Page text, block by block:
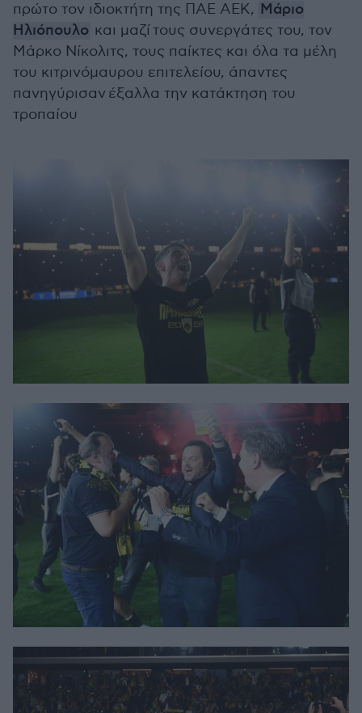
πρώτο τον ιδιοκτήτη της ΠΑΕ ΑΕΚ, Μάριο
Ηλιόπουλο και μαζί τους συνεργάτες του, τον
Μάρκο Νίκολιτς, τους παίκτες και όλα τα μέλη
του κιτρινόμαυρου επιτελείου, άπαντες
πανηγύρισαν έξαλλα την κατάκτηση του
τροπαίου